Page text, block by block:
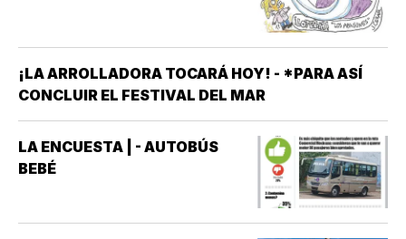
¡LA ARROLLADORA TOCARÁ HOY! - *PARA ASÍ
CONCLUIR EL FESTIVAL DEL MAR
LA ENCUESTA | - AUTOBÚS
BEBÉ